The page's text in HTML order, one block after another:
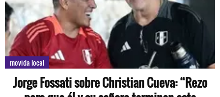
movida local
Jorge Fossati sobre Christian Cueva: “Rezo